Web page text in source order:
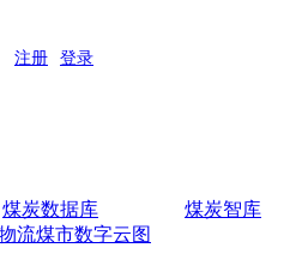
煤炭数据库 煤炭智库
流煤市数字云图